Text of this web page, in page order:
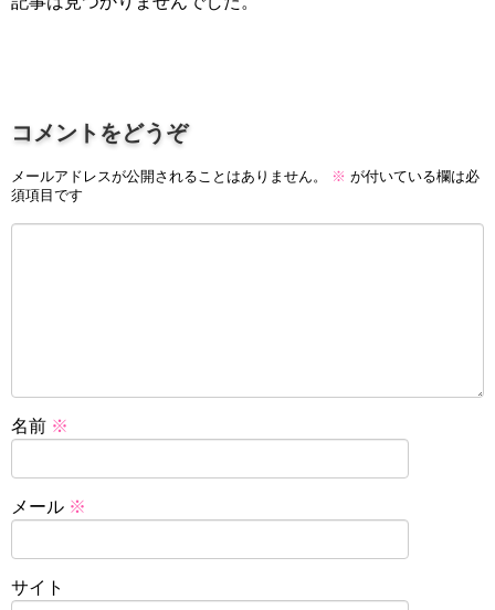
コメントをどうぞ
メールアドレスが公開されることはありません。 ※ が付いている欄は必
須項目です
名前 ※
メール ※
サイト